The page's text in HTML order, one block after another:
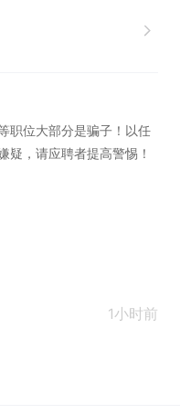
职位大部分是骗子！以任
疑，请应聘者提高警惕！
1小时前